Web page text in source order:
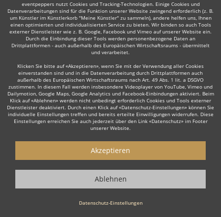
Auch interessant:
Latin DJane Hochzeits DJ Rock Partystripper
Wie funktioniert's?
1. Kostenlos anfragen
Starten Sie mit dem Button 'Kostenlos anfragen' eine Anfrage an die für
Sie interessanten DJs - also z. B. bestimmte DJs. Diesen Button finden
Sie auf den jeweiligen Künstler-Profil-Seiten der Discjockeys.
2. Angebote erhalten & Details besprechen
eventpeppers nutzt Cookies und Tracking-Technologien. Einige Cookies und
Datenverarbeitungen sind für die Funktion unserer Website zwingend erforderlich (z. B.
um Künstler im Künstlerkorb "Meine Künstler" zu sammeln), andere helfen uns, Ihnen
einen optimierten und individualisierten Service zu bieten. Wir binden so auch Tools
externer Dienstleister wie z. B. Google, Facebook und Vimeo auf unserer Website ein.
Durch die Einbindung dieser Tools werden personenbezogene Daten an
Drittplattformen - auch außerhalb des Europäischen Wirtschaftsraums - übermittelt
und verarbeitet.
Klicken Sie bitte auf «Akzeptieren», wenn Sie mit der Verwendung aller Cookies
einverstanden sind und in die Datenverarbeitung durch Drittplattformen auch
außerhalb des Europäischen Wirtschaftsraums nach Art. 49 Abs. 1 lit. a DSGVO
zustimmen. In diesem Fall werden insbesondere Videoplayer von YouTube, Vimeo und
Dailymotion, Google Maps, Google Analytics und Facebook-Einbindungen aktiviert. Beim
Klick auf «Ablehnen» werden nicht unbedingt erforderlich Cookies und Tools externer
Dienstleister deaktiviert. Durch einen Klick auf «Datenschutz-Einstellungen» können Sie
individuelle Einstellungen treffen und bereits erteilte Einwilligungen widerrufen. Diese
Einstellungen erreichen Sie auch jederzeit über den Link «Datenschutz» im Footer
unserer Website.
Datenschutz-Einstellungen
Akzeptieren
Ablehnen